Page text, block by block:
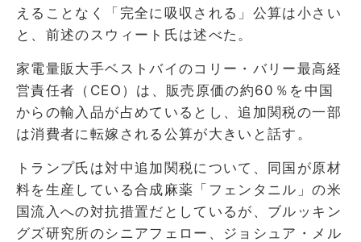
えることなく「完全に吸収される」公算は小さい
と、前述のスウィート氏は述べた。
家電量販大手ベストバイのコリー・バリー最高経
営責任者（CEO）は、販売原価の約60％を中国
からの輸入品が占めているとし、追加関税の一部
は消費者に転嫁される公算が大きいと話す。
トランプ氏は対中追加関税について、同国が原材
料を生産している合成麻薬「フェンタニル」の米
国流入への対抗措置だとしているが、ブルッキン
グズ研究所のシニアフェロー、ジョシュア・メル